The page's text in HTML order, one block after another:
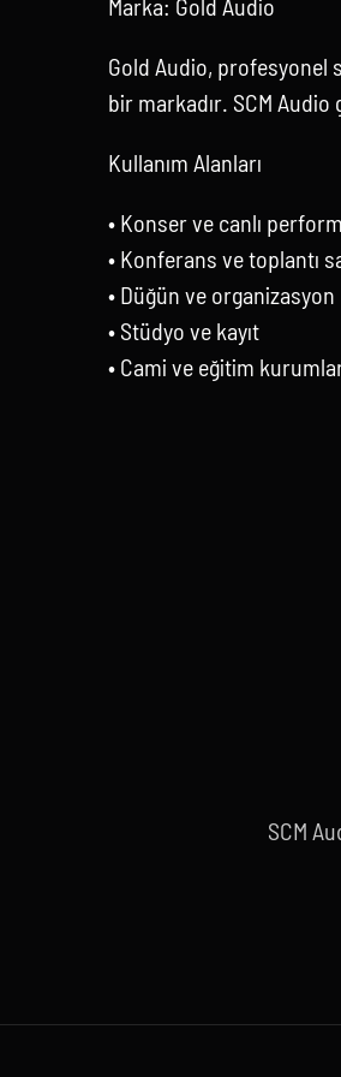
Gold Audio, profesyonel
bir markadır. SCM
Kullanım Alanları
• Konser ve canlı
• Konferans ve toplantı
• Düğün ve organizasyon
• Stüdyo ve kayıt
• Cami ve eğitim
SCM